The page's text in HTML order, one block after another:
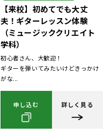
【来校】初めてでも大丈
夫！ギターレッスン体験
（ミュージッククリエイト
学科）
初心者さん、大歓迎！
ギターを弾いてみたいけどきっかけ
がな...
申し込む 詳しく見る